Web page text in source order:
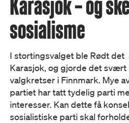
Karasjok – og
sosialisme
I stortingsvalget ble Rødt
Karasjok, og gjorde det svært
valgkretser i Finnmark. Mye
partiet har tatt tydelig parti
interesser. Kan dette få
sosialistiske parti skal